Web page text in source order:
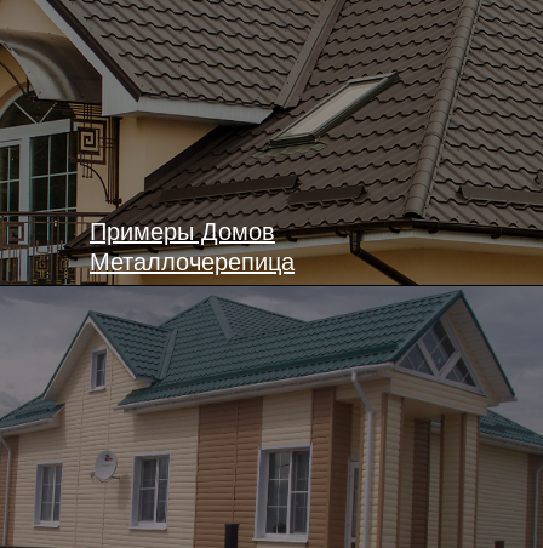
Примеры Домов
Металлочерепица